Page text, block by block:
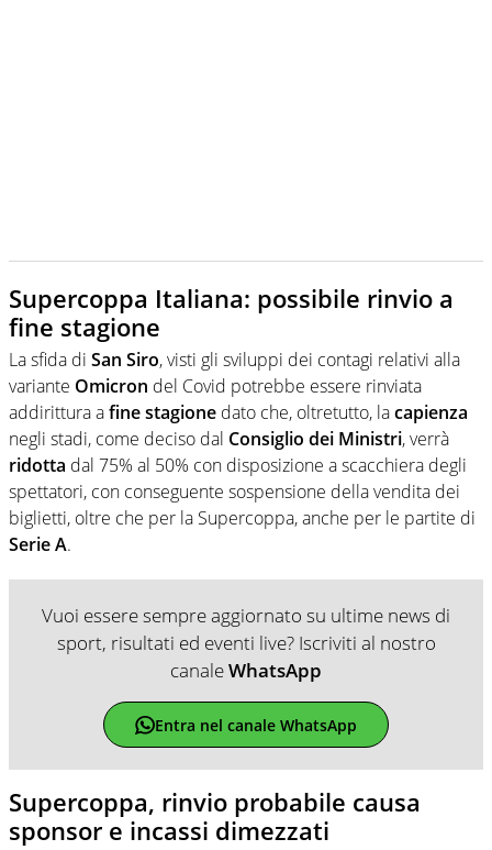
Supercoppa Italiana: possibile rinvio a
fine stagione
La sfida di San Siro, visti gli sviluppi dei contagi relativi alla
variante Omicron del Covid potrebbe essere rinviata
addirittura afine stagione dato che, oltretutto, lacapienza
negli stadi, come deciso dal Consiglio dei Ministri, verrà
ridotta dal 75% al 50% con disposizione a scacchiera degli
spettatori, con conseguente sospensione della vendita dei
biglietti, oltre che per la Supercoppa, anche per le partite di
Serie A.
Vuoi essere sempre aggiornato su ultime news di
sport, risultati ed eventi live? Iscriviti al nostro
canaleWhatsApp
Entra nel canale WhatsApp
Supercoppa, rinvio probabile causa
sponsor e incassi dimezzati